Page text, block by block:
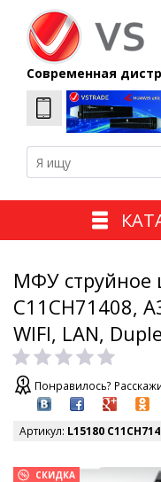
Современная
МФУ струйное
C11CH71408,
WIFI, LAN,
Понравилось?
Артикул: L15180
СКИДКА